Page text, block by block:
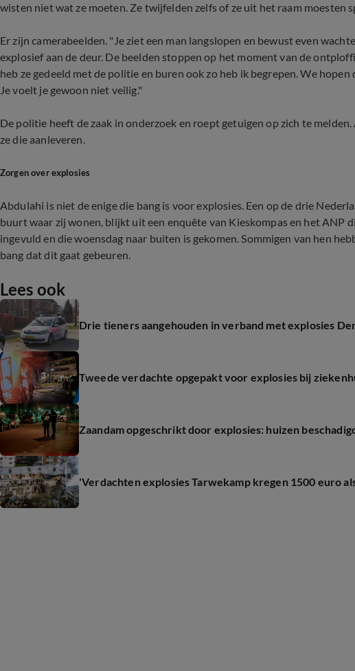
wisten niet wat ze moeten. Ze twijfelden zelfs of ze uit het raam moesten
Er zijn camerabeelden. "Je ziet een man langslopen en bewust even
explosief aan de deur. De beelden stoppen op het moment van de
heb ze gedeeld met de politie en buren ook zo heb ik begrepen. We
Je voelt je gewoon niet veilig."
De politie heeft de zaak in onderzoek en roept getuigen op zich te
ze die aanleveren.
Zorgen over explosies
Abdulahi is niet de enige die bang is voor explosies. Een op de drie
buurt waar zij wonen, blijkt uit een enquête van Kieskompas en het ANP
ingevuld en die woensdag naar buiten is gekomen. Sommigen van hen
bang dat dit gaat gebeuren.
Lees ook
Drie tieners aangehouden in verband met explosies
Tweede verdachte opgepakt voor explosies bij
Zaandam opgeschrikt door explosies: huizen
'Verdachten explosies Tarwekamp kregen 1500 euro